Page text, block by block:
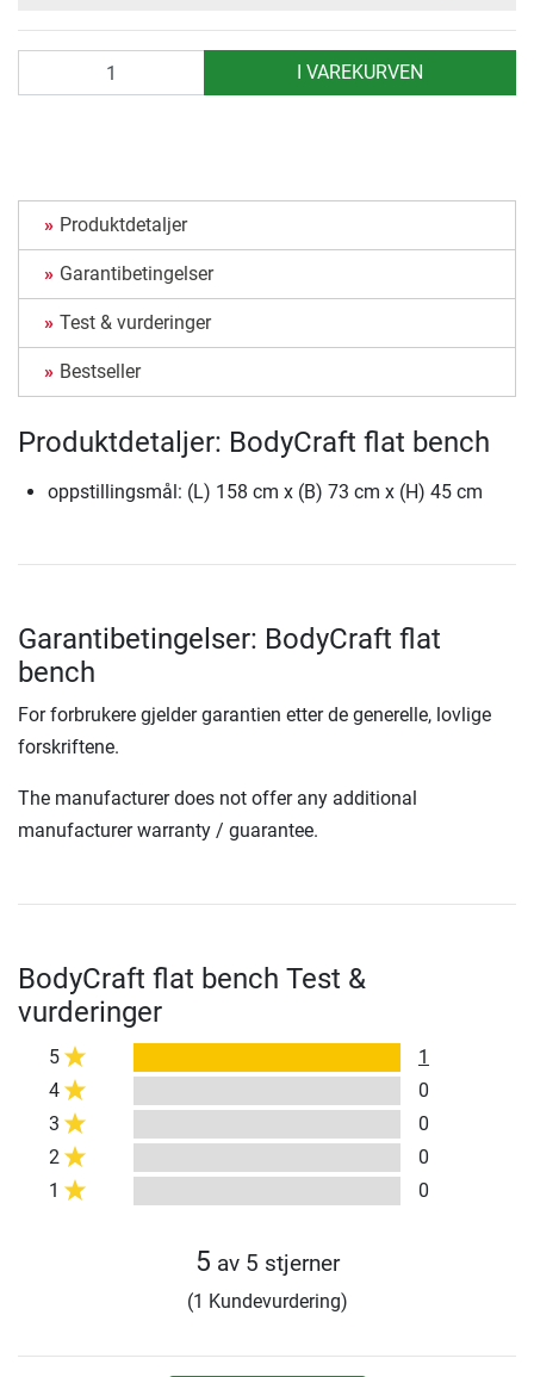
I VAREKURVEN
Produktdetaljer
Garantibetingelser
Test & vurderinger
Bestseller
Produktdetaljer: BodyCraft flat bench
oppstillingsmål: (L) 158 cm x (B) 73 cm x (H) 45 cm
Garantibetingelser: BodyCraft flat
bench
For forbrukere gjelder garantien etter de generelle, lovlige
forskriftene.
The manufacturer does not offer any additional
manufacturer warranty / guarantee.
BodyCraft flat bench Test &
vurderinger
5
1
4
0
3
0
2
0
1
0
5 av 5 stjerner
(1 Kundevurdering)